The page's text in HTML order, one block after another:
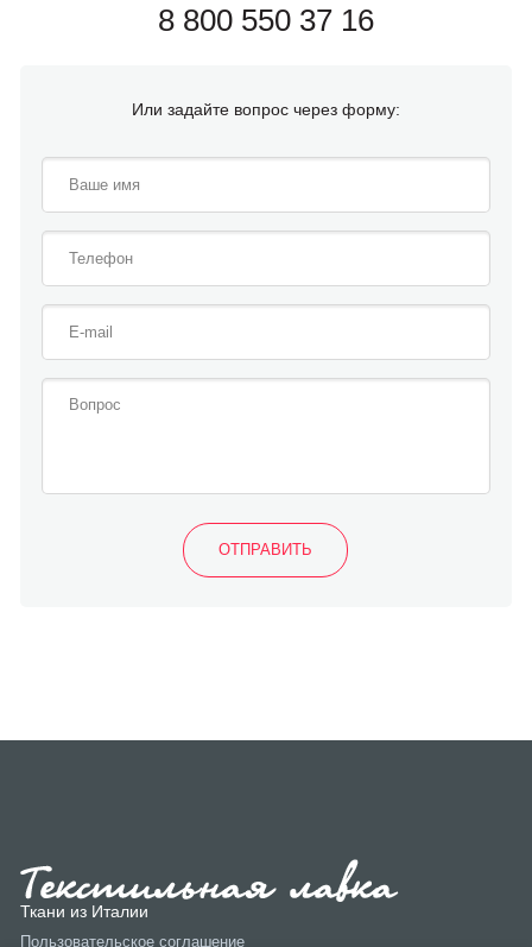
8 800 550 37 16
Или задайте вопрос через форму:
Ткани из Италии
Пользовательское соглашение